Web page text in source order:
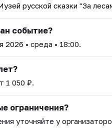
русской сказки "За
событие?
2026 • среда • 18:00.
1 050 ₽.
ограничения?
уточняйте у